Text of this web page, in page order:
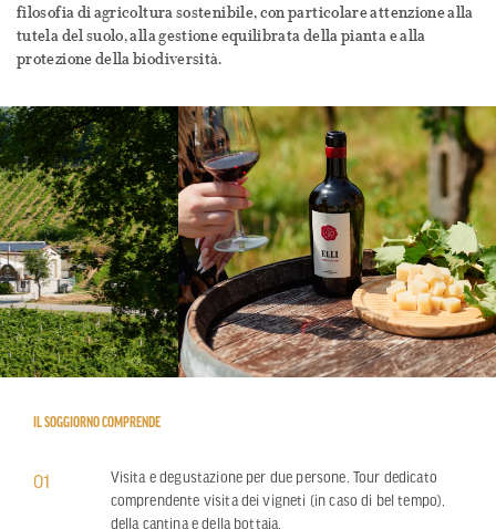
filosofia di agricoltura sostenibile, con particolare attenzione alla
tutela del suolo, alla gestione equilibrata della pianta e alla
protezione della biodiversità.
IL SOGGIORNO COMPRENDE
01
Visita e degustazione per due persone. Tour dedicato
comprendente visita dei vigneti (in caso di bel tempo),
della cantina e della bottaia.